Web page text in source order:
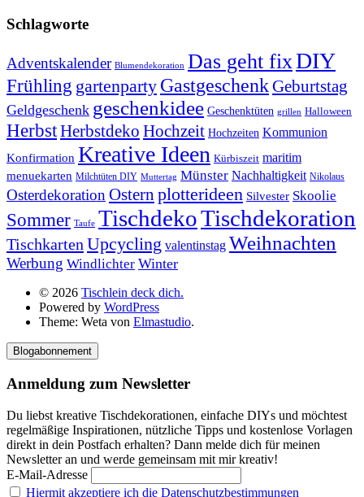
Schlagworte
Adventskalender Blumendekoration Das geht fixDIY
Frühling gartenparty GastgeschenkGeburtstag
Geldgeschenk geschenkidee Geschenktüten grillen Halloween
HerbstHerbstdeko Hochzeit Hochzeiten Kommunion
Konfirmation Kreative Ideen Kürbiszeit maritim
menuekarten Milchtüten DIY Muttertag Münster Nachhaltigkeit Nikolaus
OsterdekorationOstern plotterideen Silvester Skoolie
Sommer Taufe TischdekoTischdekoration
Tischkarten Upcycling valentinstag Weihnachten
Werbung Windlichter Winter
© 2026 Tischlein deck dich.
Powered by WordPress
Theme: Weta von Elmastudio.
Blogabonnement
Anmeldung zum Newsletter
Du liebst kreative Tischdekorationen, einfache DIYs und möchtest
regelmäßige Inspirationen, nützliche Tipps und kostenlose Vorlagen
direkt in dein Postfach erhalten? Dann melde dich für meinen
Newsletter an und werde gemeinsam mit mir kreativ!
E-Mail-Adresse
Hiermit akzeptiere ich die Datenschutzbestimmungen